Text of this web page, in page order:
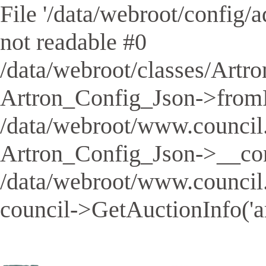
File '/data/webroot/config/
not readable #0
/data/webroot/classes/
Artron_Config_Json-
/data/webroot/
Artron_Config_Json-
/data/webroot/
council-